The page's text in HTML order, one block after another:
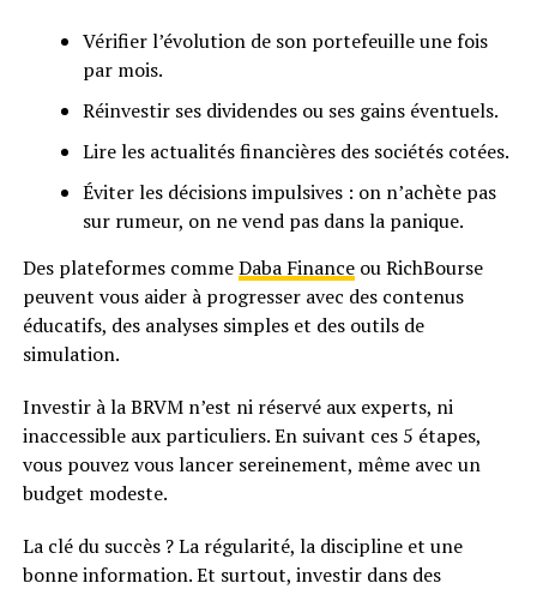
Vérifier l’évolution de son portefeuille une fois
par mois.
Réinvestir ses dividendes ou ses gains éventuels.
Lire les actualités financières des sociétés cotées.
Éviter les décisions impulsives : on n’achète pas
sur rumeur, on ne vend pas dans la panique.
Des plateformes commeDaba Financeou RichBourse
peuvent vous aider à progresser avec des contenus
éducatifs, des analyses simples et des outils de
simulation.
Investir à la BRVM n’est ni réservé aux experts, ni
inaccessible aux particuliers. En suivant ces 5 étapes,
vous pouvez vous lancer sereinement, même avec un
budget modeste.
La clé du succès ? La régularité, la discipline et une
bonne information. Et surtout, investir dans des